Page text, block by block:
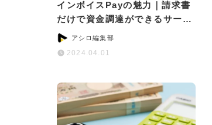
インボイスPayの魅力｜請求書
だけで資金調達ができるサービ
スとは？
アシロ編集部
2024.04.01